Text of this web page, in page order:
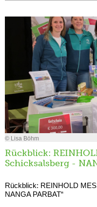
© Lisa Böhm
Rückblick:
Schicksalsberg -
Rückblick: REINHOLD
NANGA PARBAT“